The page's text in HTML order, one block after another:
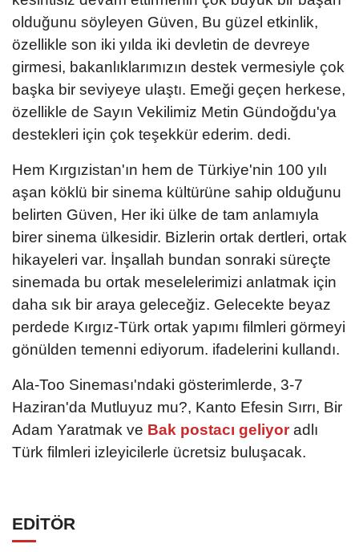
olduğunu söyleyen Güven, Bu güzel etkinlik,
özellikle son iki yılda iki devletin de devreye
girmesi, bakanlıklarımızın destek vermesiyle çok
başka bir seviyeye ulaştı. Emeği geçen herkese,
özellikle de Sayın Vekilimiz Metin Gündoğdu'ya
destekleri için çok teşekkür ederim. dedi.
Hem Kırgızistan'ın hem de Türkiye'nin 100 yılı
aşan köklü bir sinema kültürüne sahip olduğunu
belirten Güven, Her iki ülke de tam anlamıyla
birer sinema ülkesidir. Bizlerin ortak dertleri, ortak
hikayeleri var. İnşallah bundan sonraki süreçte
sinemada bu ortak meselelerimizi anlatmak için
daha sık bir araya geleceğiz. Gelecekte beyaz
perdede Kırgız-Türk ortak yapımı filmleri görmeyi
gönülden temenni ediyorum. ifadelerini kullandı.
Ala-Too Sineması'ndaki gösterimlerde, 3-7
Haziran'da Mutluyuz mu?, Kanto Efesin Sırrı, Bir
Adam Yaratmak ve Bak postacı geliyoradlı
Türk filmleri izleyicilerle ücretsiz buluşacak.
EDİTÖR